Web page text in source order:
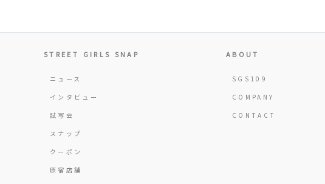
STREET GIRLS SNAP
ニュース
インタビュー
試写会
スナップ
クーポン
原宿店舗
ABOUT
SGS109
COMPANY
CONTACT